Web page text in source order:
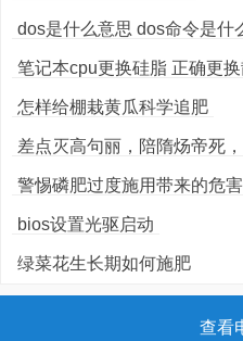
dos是什么意思 dos命令是什
笔记本cpu更换硅脂 正确更
怎样给棚栽黄瓜科学追肥
差点灭高句丽，陪隋炀帝死
警惕磷肥过度施用带来的危
bios设置光驱启动
绿菜花生长期如何施肥
查看